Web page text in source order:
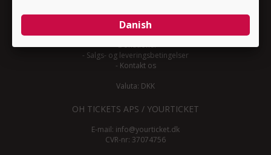
-Om YourTicket
Bliv arrangør
-Arrangør login
-Donationer
- Salgs- og leveringsbetingelser
- Kontakt os
Valuta: DKK
OH TICKETS APS / YOURTICKET
E-mail: info@yourticket.dk
CVR-nr: 37074756